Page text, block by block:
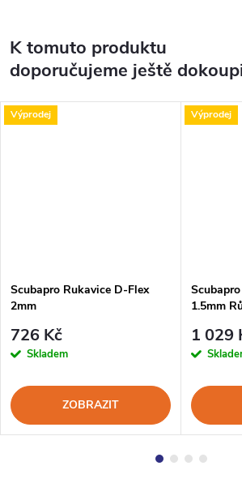
K tomuto produktu
doporučujeme ještě
Výprodej
Scubapro Rukavice D-Flex
2mm
726 Kč
Skladem
ZOBRAZIT
Výprodej
1.5mm
1 029